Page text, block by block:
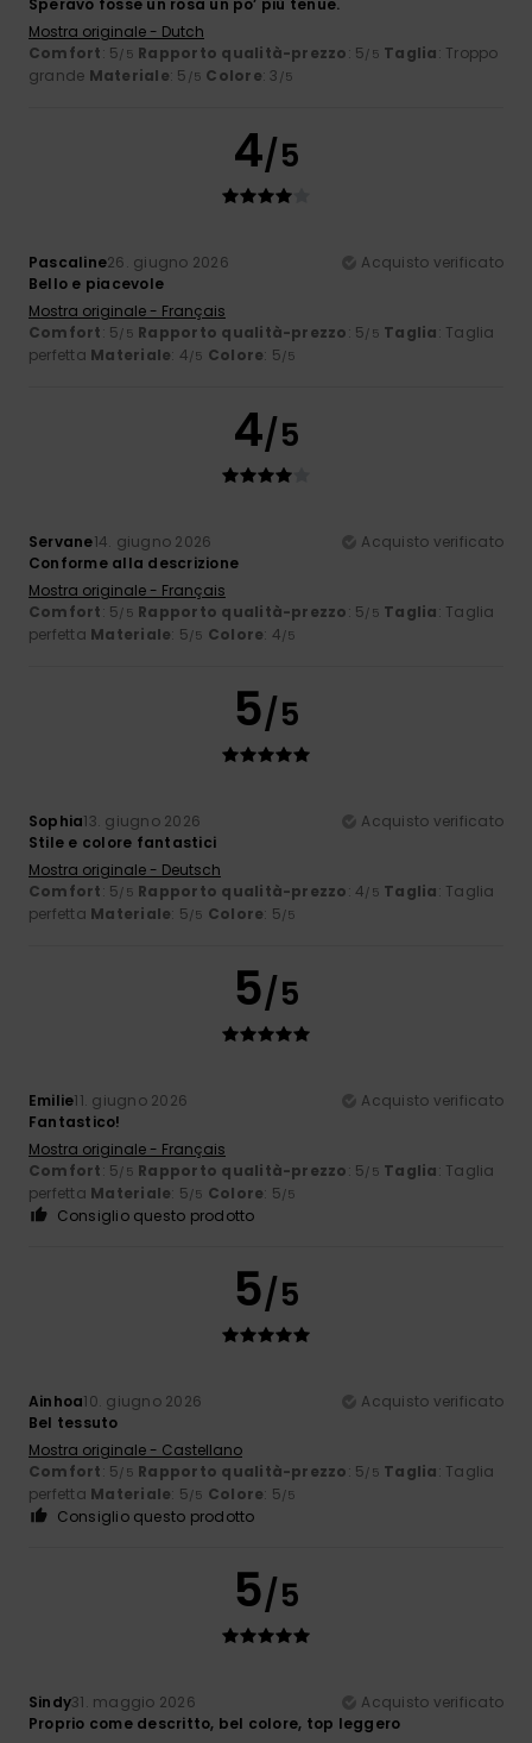
Mostra originale - Dutch
Comfort: 5/5 Rapporto qualità-prezzo: 5/5 Taglia: Troppo
grande Materiale: 5 /5 Colore: 3 /5
4/5
Pascaline26. giugno 2026
Acquisto verificato
Bello e piacevole
Mostra originale - Français
Comfort: 5/5 Rapporto qualità-prezzo: 5/5 Taglia: Taglia
perfetta Materiale: 4/5 Colore: 5/5
4/5
Servane14. giugno 2026
Acquisto verificato
Conforme alla descrizione
Mostra originale - Français
Comfort: 5/5 Rapporto qualità-prezzo: 5/5 Taglia: Taglia
perfetta Materiale: 5/5 Colore: 4/5
5/5
Sophia13. giugno 2026
Acquisto verificato
Stile e colore fantastici
Mostra originale - Deutsch
Comfort: 5/5 Rapporto qualità-prezzo: 4/5 Taglia: Taglia
perfetta Materiale: 5/5 Colore: 5/5
5/5
Emilie11. giugno 2026
Acquisto verificato
Fantastico!
Mostra originale - Français
Comfort: 5/5 Rapporto qualità-prezzo: 5/5 Taglia: Taglia
perfetta Materiale: 5/5 Colore: 5/5
Consiglio questo prodotto
5/5
Ainhoa10. giugno 2026
Acquisto verificato
Bel tessuto
Mostra originale - Castellano
Comfort: 5/5 Rapporto qualità-prezzo: 5/5 Taglia: Taglia
perfetta Materiale: 5/5 Colore: 5/5
Consiglio questo prodotto
5/5
Sindy31. maggio 2026
Acquisto verificato
Proprio come descritto, bel colore, top leggero